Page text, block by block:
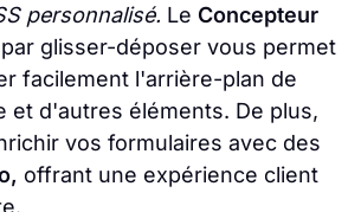
personnalisé. Le Concepteur
par glisser-déposer vous permet
facilement l'arrière-plan de
et d'autres éléments. De plus,
vos formulaires avec des
offrant une expérience client